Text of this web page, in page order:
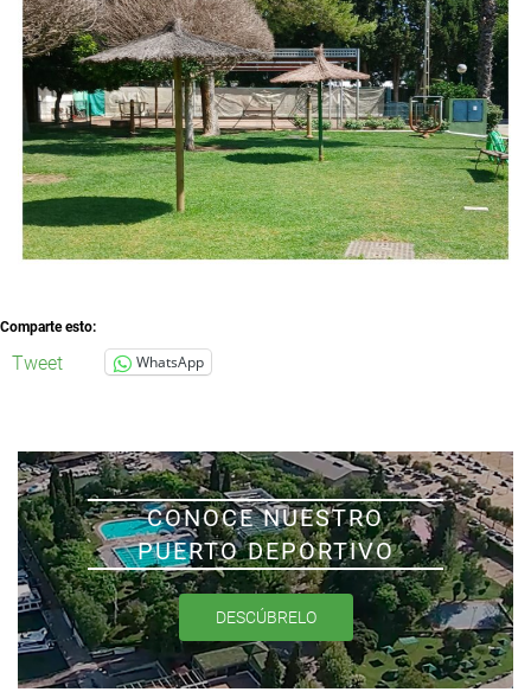
Comparte esto:
Tweet WhatsApp
CONOCE NUESTRO
PUERTO DEPORTIVO
DESCÚBRELO